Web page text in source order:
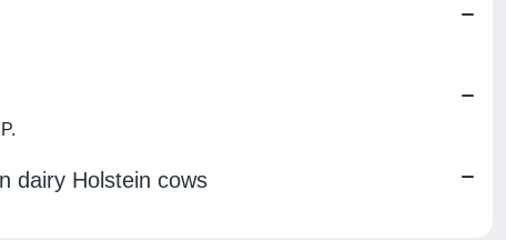
dairy Holstein cows